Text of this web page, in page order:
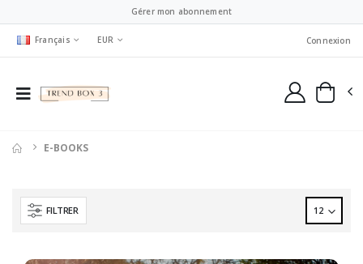
Gérer mon abonnement
Français EUR Connexion
E-BOOKS
FILTRER